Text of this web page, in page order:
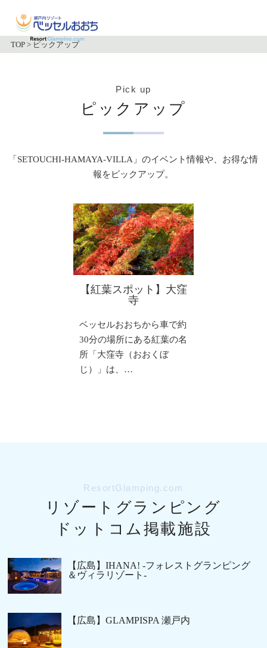
TOP > ピックアップ
Pick up
ピックアップ
「SETOUCHI-HAMAYA-VILLA」のイベント情報や、お得な情
報をピックアップ。
【紅葉スポット】大窪
寺
ベッセルおおちから車で約
30分の場所にある紅葉の名
所「大窪寺（おおくぼ
じ）」は、…
ResortGlamping.com
リゾートグランピング
ドットコム掲載施設
【広島】IHANA! -フォレストグランピング
＆ヴィラリゾート-
【広島】GLAMPISPA 瀬戸内